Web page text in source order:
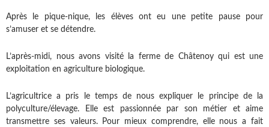
Après le pique-nique, les élèves ont eu une petite pause pour
s’amuser et se détendre.
L’après-midi, nous avons visité la ferme de Châtenoy qui est une
exploitation en agriculture biologique.
L’agricultrice a pris le temps de nous expliquer le principe de la
polyculture/élevage. Elle est passionnée par son métier et aime
transmettre ses valeurs. Pour mieux comprendre, elle nous a fait